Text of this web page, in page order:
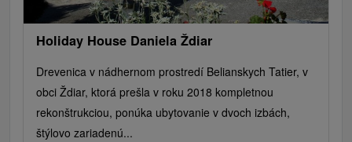
Holiday House Daniela Ždiar
Drevenica v nádhernom prostredí Belianskych Tatier, v
obci Ždiar, ktorá prešla v roku 2018 kompletnou
rekonštrukciou, ponúka ubytovanie v dvoch izbách,
štýlovo zariadenú...